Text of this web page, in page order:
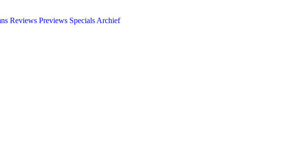
Reviews Previews Specials Archief